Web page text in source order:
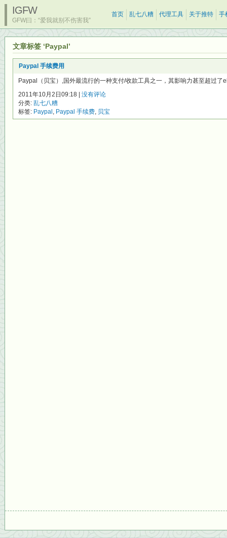
IGFW
GFW曰：“爱我就别不伤害我”
首页 乱七八糟 代理工具 关于推特 手
文章标签 ‘Paypal’
Paypal 手续费用
Paypal（贝宝）,国外最流行的一种支付/收款工具之一，其影响力甚至超过
2011年10月2日09:18 | 没有评论
分类: 乱七八糟
标签: Paypal , Paypal 手续费, 贝宝